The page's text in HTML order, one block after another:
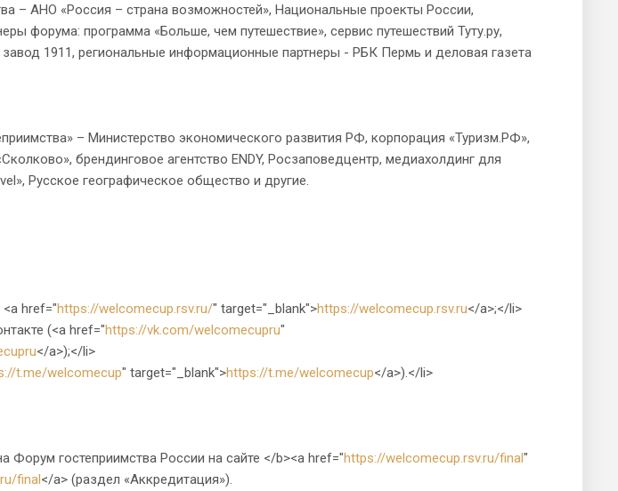
– АНО «Россия – страна возможностей», Национальные проекты России,
форума: программа «Больше, чем путешествие», сервис путешествий Туту.ру,
1911, региональные информационные партнеры - РБК Пермь и деловая газета
– Министерство экономического развития РФ, корпорация «Туризм.РФ»,
брендинговое агентство ENDY, Росзаповедцентр, медиахолдинг для
Русское географическое общество и другие.
href="https://welcomecup.rsv.ru/" target="_blank">https://welcomecup.rsv.ru</a>;</li>
(<a href="https://vk.com/welcomecupru"
</a>);</li>
t.me/welcomecup" target="_blank">https://t.me/welcomecup</a>).</li>
Форум гостеприимства России на сайте </b><a href="https://welcomecup.rsv.ru/final"
final</a> (раздел «Аккредитация»).